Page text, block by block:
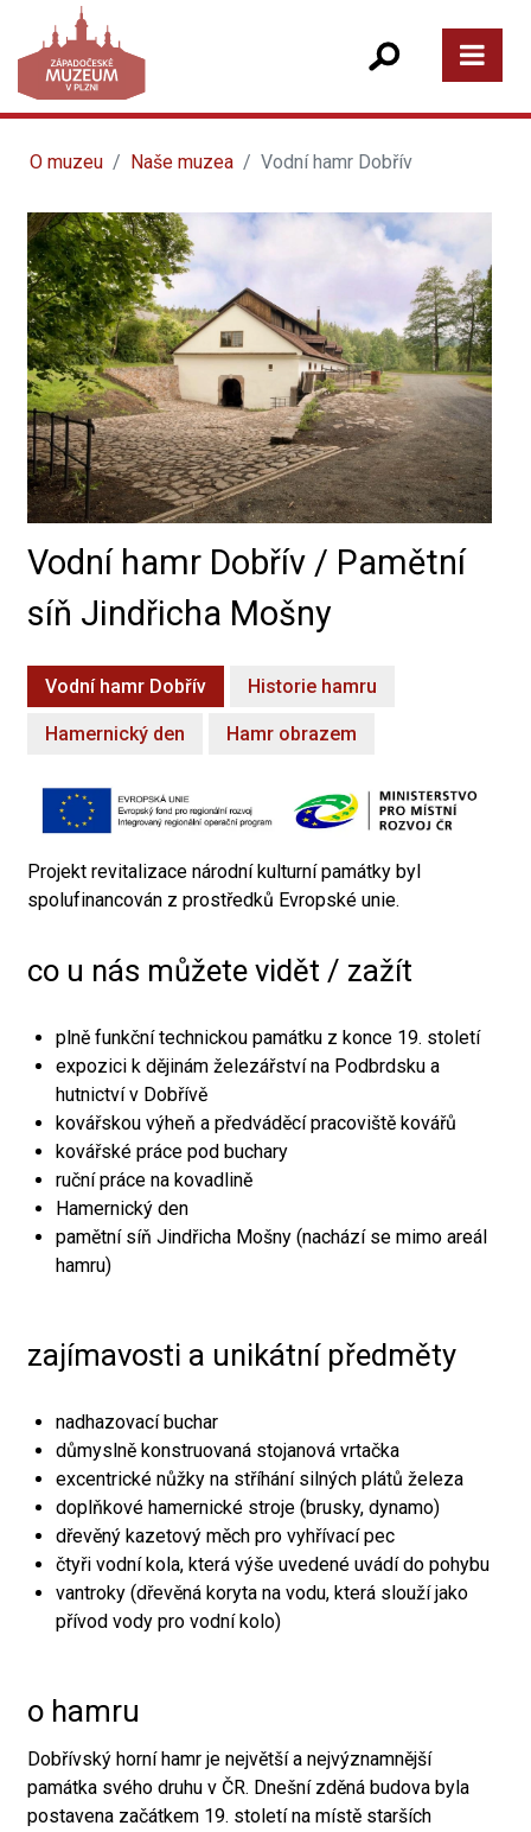
O muzeu Naše muzea Vodní hamr Dobřív
Vodní hamr Dobřív / Pamětní
síň Jindřicha Mošny
Vodní hamr Dobřív Historie hamru
Hamernický den Hamr obrazem
Projekt revitalizace národní kulturní památky byl
spolufinancován z prostředků Evropské unie.
co u nás můžete vidět / zažít
plně funkční technickou památku z konce 19. století
expozici k dějinám železářství na Podbrdsku a
hutnictví v Dobřívě
kovářskou výheň a předváděcí pracoviště kovářů
kovářské práce pod buchary
ruční práce na kovadlině
Hamernický den
pamětní síň Jindřicha Mošny (nachází se mimo areál
hamru)
zajímavosti a unikátní předměty
nadhazovací buchar
důmyslně konstruovaná stojanová vrtačka
excentrické nůžky na stříhání silných plátů železa
doplňkové hamernické stroje (brusky, dynamo)
dřevěný kazetový měch pro vyhřívací pec
čtyři vodní kola, která výše uvedené uvádí do pohybu
vantroky (dřevěná koryta na vodu, která slouží jako
přívod vody pro vodní kolo)
o hamru
Dobřívský horní hamr je největší a nejvýznamnější
památka svého druhu v ČR. Dnešní zděná budova byla
postavena začátkem 19. století na místě starších